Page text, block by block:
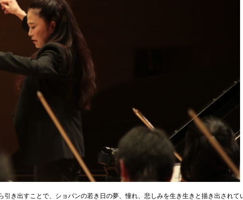
き出すことで、ショパンの若き日の夢、憧れ、悲しみを生き生きと描き出されて